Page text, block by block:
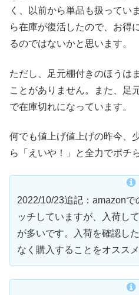
く、以前から単品も扱ってい
ら在庫が復活したので、お得
るのではないかと思います。
ただし、足元棚付きのほうは
ことがありません。また、足
で在庫切れになっています。
何でも値上げ値上げの昨今、
ら「えいや！」と全力でポチ
2022/10/23追記：amazon
ッチしていますが、入荷し
が多いです。入荷を確認し
なく購入することをオススメ